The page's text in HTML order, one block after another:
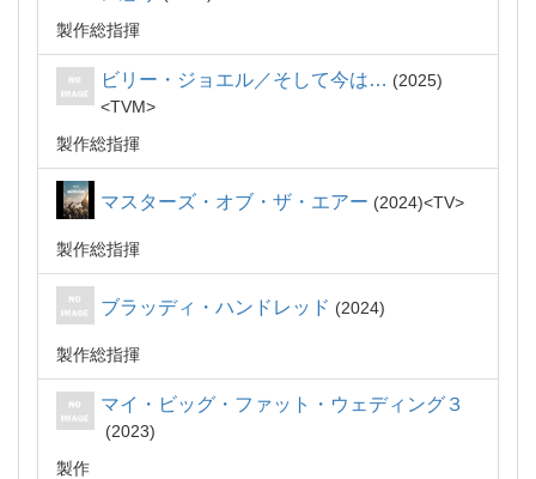
製作総指揮
ビリー・ジョエル／そして今は…
2025
TVM
製作総指揮
マスターズ・オブ・ザ・エアー 2024 TV
製作総指揮
ブラッディ・ハンドレッド 2024
製作総指揮
マイ・ビッグ・ファット・ウェディング３
2023
製作